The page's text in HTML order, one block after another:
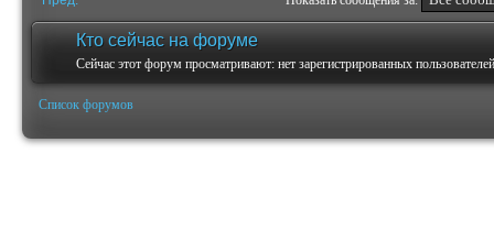
Кто сейчас на форуме
Сейчас этот форум просматривают: нет зарегистрированных
Список форумов